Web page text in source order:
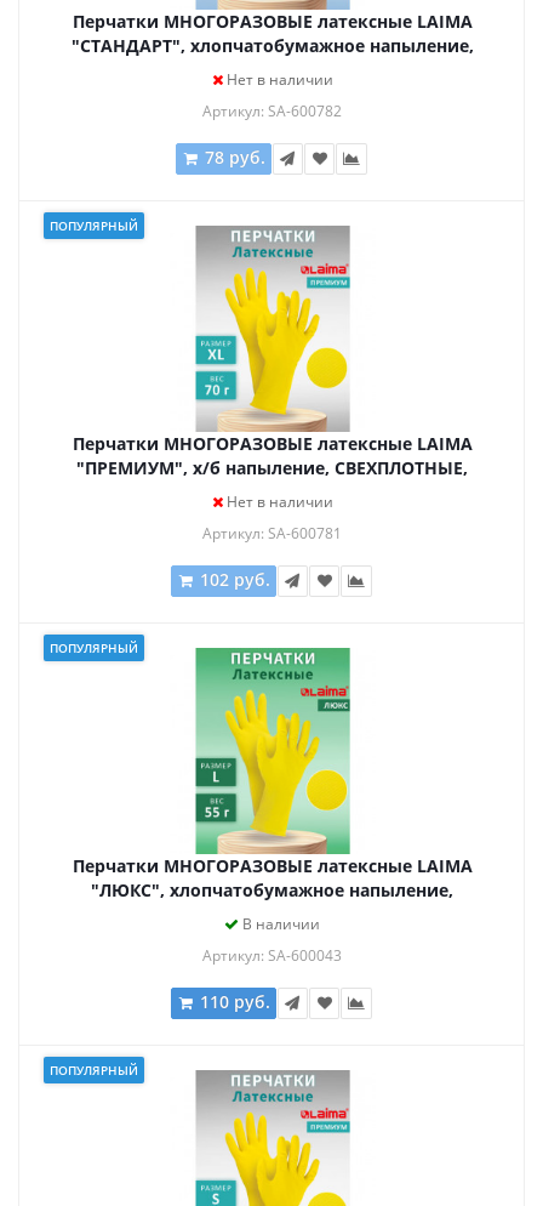
Перчатки МНОГОРАЗОВЫЕ латексные LAIMA
"СТАНДАРТ", хлопчатобумажное напыление,
ПЛОТНЫЕ, размер XL (очень большой), желтые,
Нет в наличии
Артикул: SA-600782
78 руб.
ПОПУЛЯРНЫЙ
Перчатки МНОГОРАЗОВЫЕ латексные LAIMA
"ПРЕМИУМ", х/б напыление, СВЕХПЛОТНЫЕ,
размер XL (очень большой), желтые, вес 70 г,
Нет в наличии
Артикул: SA-600781
102 руб.
ПОПУЛЯРНЫЙ
Перчатки МНОГОРАЗОВЫЕ латексные LAIMA
"ЛЮКС", хлопчатобумажное напыление,
ПЛОТНЫЕ, размер L (большой), желтые, вес 55 г,
В наличии
Артикул: SA-600043
110 руб.
ПОПУЛЯРНЫЙ